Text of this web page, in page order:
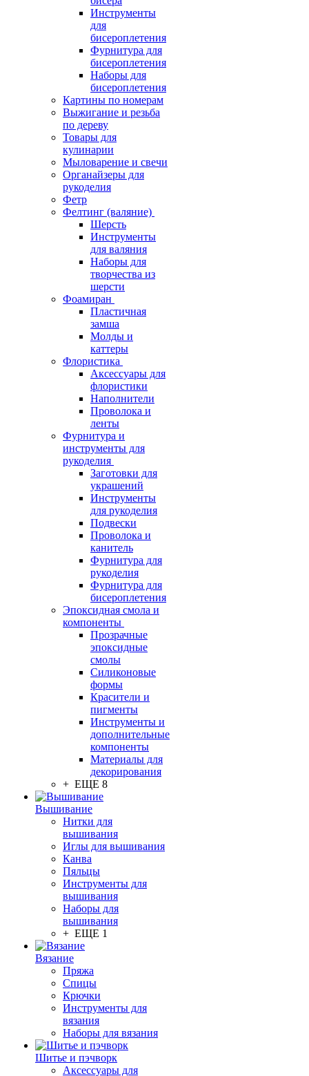
Инструменты
для
бисероплетения
Фурнитура для
бисероплетения
Наборы для
бисероплетения
Картины по номерам
Выжигание и резьба
по дереву
Товары для
кулинарии
Мыловарение и свечи
Органайзеры для
рукоделия
Фетр
Фелтинг (валяние)
Шерсть
Инструменты
для валяния
Наборы для
творчества из
шерсти
Фоамиран
Пластичная
замша
Молды и
каттеры
Флористика
Аксессуары для
флористики
Наполнители
Проволока и
ленты
Фурнитура и
инструменты для
рукоделия
Заготовки для
украшений
Инструменты
для рукоделия
Подвески
Проволока и
канитель
Фурнитура для
рукоделия
Фурнитура для
бисероплетения
Эпоксидная смола и
компоненты
Прозрачные
эпоксидные
смолы
Силиконовые
формы
Красители и
пигменты
Инструменты и
дополнительные
компоненты
Материалы для
декорирования
+ ЕЩЕ 8
Вышивание
Нитки для
вышивания
Иглы для вышивания
Канва
Пяльцы
Инструменты для
вышивания
Наборы для
вышивания
+ ЕЩЕ 1
Вязание
Пряжа
Спицы
Крючки
Инструменты для
вязания
Наборы для вязания
Шитье и пэчворк
Аксессуары для